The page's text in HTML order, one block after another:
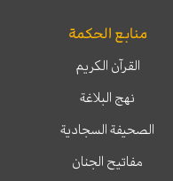
منابع الحكمة
القرآن الكريم
نهج البلاغة
الصحيفة السجادية
مفاتيح الجنان